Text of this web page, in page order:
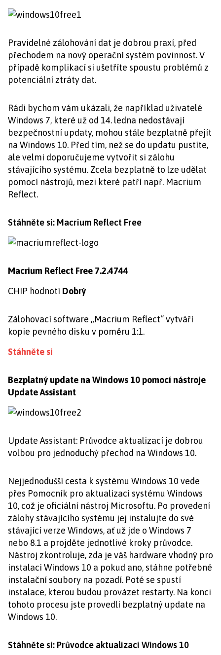
Pravidelné zálohování dat je dobrou praxí, před
přechodem na nový operační systém povinnost. V
případě komplikací si ušetříte spoustu problémů z
potenciální ztráty dat.
Rádi bychom vám ukázali, že například uživatelé
Windows 7, které už od 14. ledna nedostávají
bezpečnostní updaty, mohou stále bezplatně přejít
na Windows 10. Před tím, než se do updatu pustíte,
ale velmi doporučujeme vytvořit si zálohu
stávajícího systému. Zcela bezplatně to lze udělat
pomocí nástrojů, mezi které patří např. Macrium
Reflect.
Stáhněte si: Macrium Reflect Free
Macrium Reflect Free 7.2.4744
CHIP hodnotí Dobrý
Zálohovací software „Macrium Reflect“ vytváří
kopie pevného disku v poměru 1:1.
Stáhněte si
Bezplatný update na Windows 10 pomocí nástroje
Update Assistant
Update Assistant: Průvodce aktualizací je dobrou
volbou pro jednoduchý přechod na Windows 10.
Nejjednodušší cesta k systému Windows 10 vede
přes Pomocník pro aktualizaci systému Windows
10, což je oficiální nástroj Microsoftu. Po provedení
zálohy stávajícího systému jej instalujte do své
stávající verze Windows, ať už jde o Windows 7
nebo 8.1 a projděte jednotlivé kroky průvodce.
Nástroj zkontroluje, zda je váš hardware vhodný pro
instalaci Windows 10 a pokud ano, stáhne potřebné
instalační soubory na pozadí. Poté se spustí
instalace, kterou budou provázet restarty. Na konci
tohoto procesu jste provedli bezplatný update na
Windows 10.
Stáhněte si: Průvodce aktualizací Windows 10